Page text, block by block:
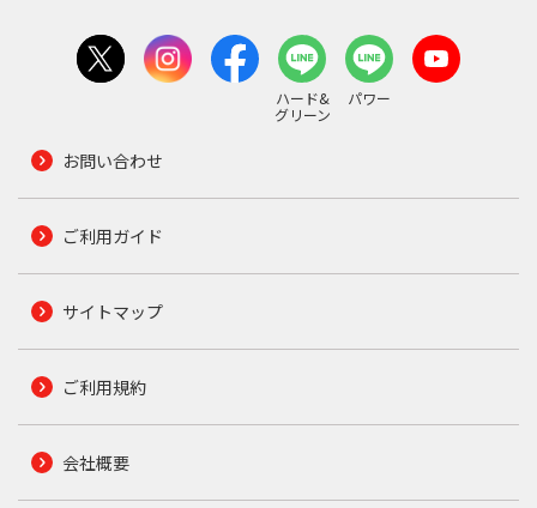
ハード&
グリーン
パワー
お問い合わせ
ご利用ガイド
サイトマップ
ご利用規約
会社概要